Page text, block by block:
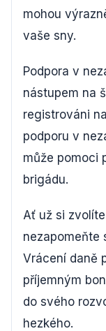
mohou
vaše sny.
Podpora v
nástupem na
registrováni
podporu v
může pomoci
brigádu.
Ať už si
nezapomeňte
Vrácení daně
příjemným
do svého
hezkého.